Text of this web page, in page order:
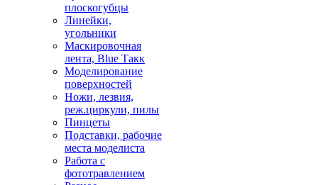
плоскогубцы
Линейки,
угольники
Маскировочная
лента, Blue Такк
Моделирование
поверхностей
Ножи, лезвия,
реж.циркули, пилы
Пинцеты
Подставки, рабочие
места моделиста
Работа с
фототравлением